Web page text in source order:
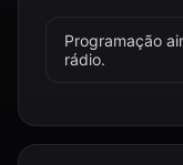
Programação
rádio.